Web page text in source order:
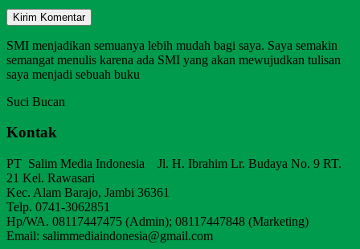
SMI menjadikan semuanya lebih mudah bagi saya. Saya semakin
semangat menulis karena ada SMI yang akan mewujudkan tulisan
saya menjadi sebuah buku
Suci Bucan
Kontak
PT Salim Media Indonesia Jl. H. Ibrahim Lr. Budaya No. 9 RT.
21 Kel. Rawasari
Kec. Alam Barajo, Jambi 36361
Telp. 0741-3062851
Hp/WA. 08117447475 (Admin); 08117447848 (Marketing)
Email: salimmediaindonesia@gmail.com